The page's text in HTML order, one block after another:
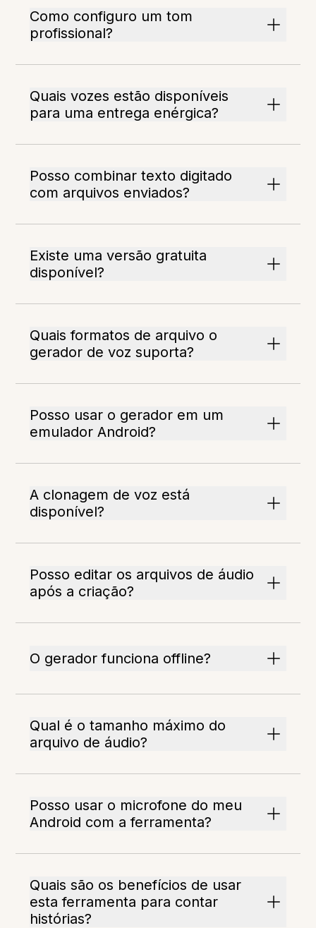
Como configuro um tom
profissional?
Quais vozes estão disponíveis
para uma entrega enérgica?
Posso combinar texto digitado
com arquivos enviados?
Existe uma versão gratuita
disponível?
Quais formatos de arquivo o
gerador de voz suporta?
Posso usar o gerador em um
emulador Android?
A clonagem de voz está
disponível?
Posso editar os arquivos de áudio
após a criação?
O gerador funciona offline?
Qual é o tamanho máximo do
arquivo de áudio?
Posso usar o microfone do meu
Android com a ferramenta?
Quais são os benefícios de usar
esta ferramenta para contar
histórias?